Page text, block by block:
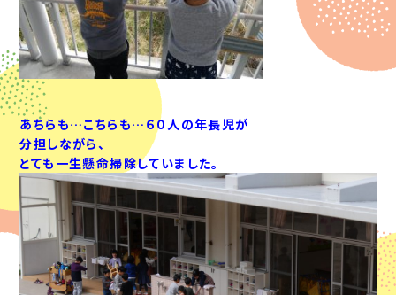
あちらも…こちらも…６０人の年長児が
分担しながら、
とても一生懸命掃除していました。